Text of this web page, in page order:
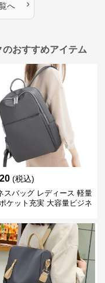
へ ›
おすすめアイテム
(税込)
スバッグ レディース 軽量
ケット充実 大容量ビジネ